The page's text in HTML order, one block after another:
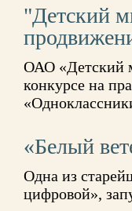
"Детский
ОАО «Детский
конкурсе на
«Белый
Одна из
цифровой»,